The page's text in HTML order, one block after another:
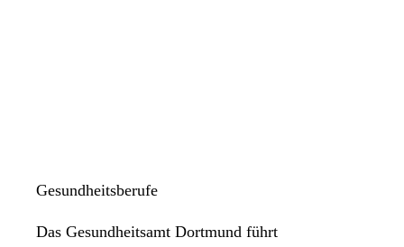
Gesundheitsberufe
Das Gesundheitsamt Dortmund führt